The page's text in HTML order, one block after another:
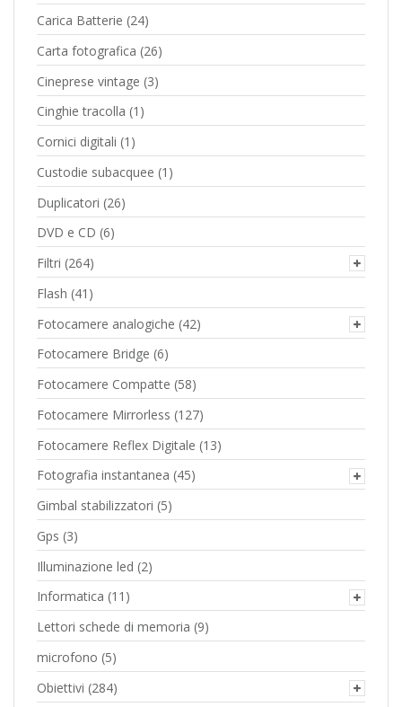
Carica Batterie (24)
Carta fotografica (26)
Cineprese vintage (3)
Cinghie tracolla (1)
Cornici digitali (1)
Custodie subacquee (1)
Duplicatori (26)
DVD e CD (6)
Filtri (264)
Flash (41)
Fotocamere analogiche (42)
Fotocamere Bridge (6)
Fotocamere Compatte (58)
Fotocamere Mirrorless (127)
Fotocamere Reflex Digitale (13)
Fotografia instantanea (45)
Gimbal stabilizzatori (5)
Gps (3)
Illuminazione led (2)
Informatica (11)
Lettori schede di memoria (9)
microfono (5)
Obiettivi (284)